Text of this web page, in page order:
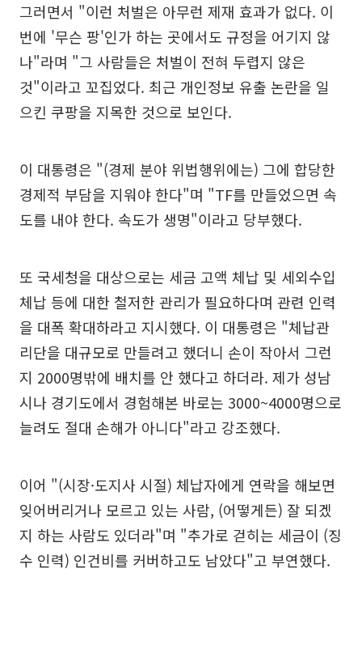
그러면서 "이런 처벌은 아무런 제재 효과가 없다. 이
번에 '무슨 팡'인가 하는 곳에서도 규정을 어기지 않
나"라며 "그 사람들은 처벌이 전혀 두렵지 않은
것"이라고 꼬집었다. 최근 개인정보 유출 논란을 일
으킨 쿠팡을 지목한 것으로 보인다.
이 대통령은 "(경제 분야 위법행위에는) 그에 합당한
경제적 부담을 지워야 한다"며 "TF를 만들었으면 속
도를 내야 한다. 속도가 생명"이라고 당부했다.
또 국세청을 대상으로는 세금 고액 체납 및 세외수입
체납 등에 대한 철저한 관리가 필요하다며 관련 인력
을 대폭 확대하라고 지시했다. 이 대통령은 "체납관
리단을 대규모로 만들려고 했더니 손이 작아서 그런
지 2000명밖에 배치를 안 했다고 하더라. 제가 성남
시나 경기도에서 경험해본 바로는 3000~4000명으로
늘려도 절대 손해가 아니다"라고 강조했다.
이어 "(시장·도지사 시절) 체납자에게 연락을 해보면
잊어버리거나 모르고 있는 사람, (어떻게든) 잘 되겠
지 하는 사람도 있더라"며 "추가로 걷히는 세금이 (징
수 인력) 인건비를 커버하고도 남았다"고 부연했다.